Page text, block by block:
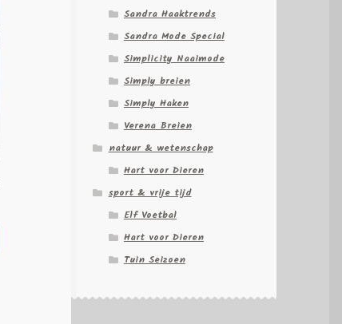
Sandra Haaktrends
Sandra Mode Special
Simplicity Naaimode
Simply breien
Simply Haken
Verena Breien
natuur & wetenschap
Hart voor Dieren
sport & vrije tijd
Elf Voetbal
Hart voor Dieren
Tuin Seizoen